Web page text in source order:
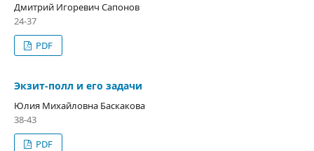
Дмитрий Игоревич Сапонов
24-37
PDF
Экзит-полл и его задачи
Юлия Михайловна Баскакова
38-43
PDF